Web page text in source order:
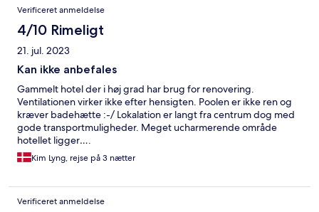
Verificeret anmeldelse
4/10 Rimeligt
21. jul. 2023
Kan ikke anbefales
Gammelt hotel der i høj grad har brug for renovering.
Ventilationen virker ikke efter hensigten. Poolen er ikke ren og
kræver badehætte :-/ Lokalation er langt fra centrum dog med
gode transportmuligheder. Meget ucharmerende område
hotellet ligger….
Kim Lyng, rejse på 3 nætter
Verificeret anmeldelse